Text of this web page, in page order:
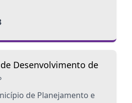
Desenvolvimento de
de Planejamento e